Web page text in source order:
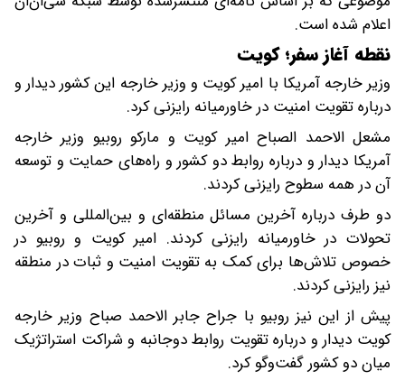
اعلام شده است.
نقطه آغاز سفر؛ کویت
وزیر خارجه آمریکا با امیر کویت و وزیر خارجه این کشور دیدار و
درباره تقویت امنیت در خاورمیانه رایزنی کرد.
مشعل الاحمد الصباح امیر کویت و مارکو روبیو وزیر خارجه
آمریکا دیدار و درباره روابط دو کشور و راه‌های حمایت و توسعه
آن در همه سطوح رایزنی کردند.
دو طرف درباره آخرین مسائل منطقه‌ای و بین‌المللی و آخرین
تحولات در خاورمیانه رایزنی کردند. امیر کویت و روبیو در
خصوص تلاش‌ها برای کمک به تقویت امنیت و ثبات در منطقه
نیز رایزنی کردند.
پیش از این نیز روبیو با جراح جابر الاحمد صباح وزیر خارجه
کویت دیدار و درباره تقویت روابط دوجانبه و شراکت استراتژیک
میان دو کشور گفت‌وگو کرد.